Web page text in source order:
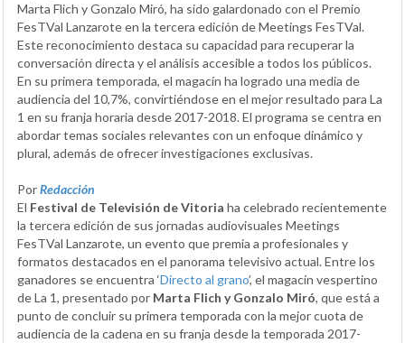
Marta Flich y Gonzalo Miró, ha sido galardonado con el Premio
FesTVal Lanzarote en la tercera edición de Meetings FesTVal.
Este reconocimiento destaca su capacidad para recuperar la
conversación directa y el análisis accesible a todos los públicos.
En su primera temporada, el magacín ha logrado una media de
audiencia del 10,7%, convirtiéndose en el mejor resultado para La
1 en su franja horaria desde 2017-2018. El programa se centra en
abordar temas sociales relevantes con un enfoque dinámico y
plural, además de ofrecer investigaciones exclusivas.
PorRedacción
El Festival de Televisión de Vitoria ha celebrado recientemente
la tercera edición de sus jornadas audiovisuales Meetings
FesTVal Lanzarote, un evento que premia a profesionales y
formatos destacados en el panorama televisivo actual. Entre los
ganadores se encuentra ‘Directo al grano’, el magacín vespertino
de La 1, presentado por Marta Flich y Gonzalo Miró, que está a
punto de concluir su primera temporada con la mejor cuota de
audiencia de la cadena en su franja desde la temporada 2017-